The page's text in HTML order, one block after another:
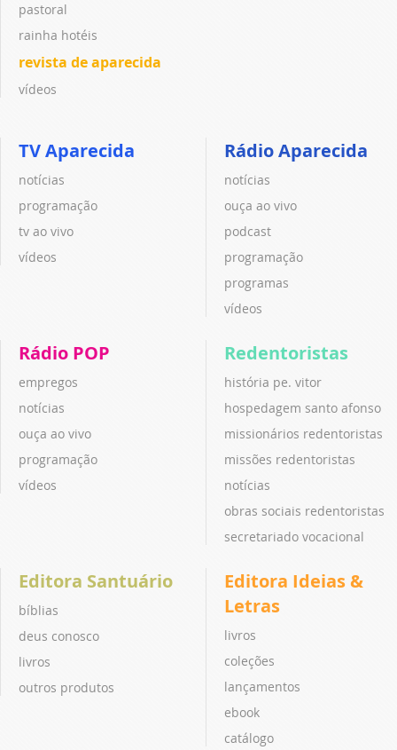
pastoral
rainha hotéis
revista de aparecida
vídeos
TV Aparecida
notícias
programação
tv ao vivo
vídeos
Rádio Aparecida
notícias
ouça ao vivo
podcast
programação
programas
vídeos
Rádio POP
empregos
notícias
ouça ao vivo
programação
vídeos
Redentoristas
história pe. vitor
hospedagem santo afonso
missionários redentoristas
missões redentoristas
notícias
obras sociais redentoristas
secretariado vocacional
Editora Santuário
bíblias
deus conosco
livros
outros produtos
Editora Ideias &
Letras
livros
coleções
lançamentos
ebook
catálogo